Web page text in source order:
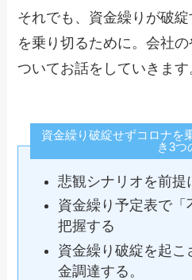
それでも、資金繰りが破
を乗り切るために。会社
ついてお話をしていきま
資金繰り破綻せずコロナを
き3つ
悲観シナリオを前提
資金繰り予定表で「
把握する
資金繰り破綻を起
金調達する。